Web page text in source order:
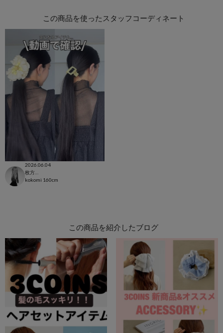
この商品を使ったスタッフコーディネート
2026.06.04
kokomi 160cm
この商品を紹介したブログ